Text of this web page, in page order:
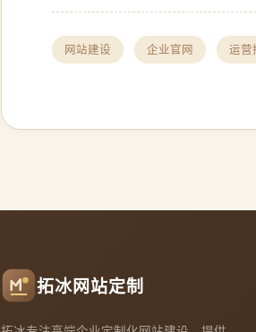
网站建设 企业官网 运营
拓冰网站定制